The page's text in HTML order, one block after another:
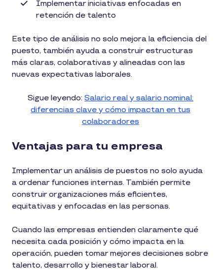
Implementar iniciativas enfocadas en
retención de talento
Este tipo de análisis no solo mejora la eficiencia del
puesto, también ayuda a construir estructuras
más claras, colaborativas y alineadas con las
nuevas expectativas laborales.
Sigue leyendo: Salario real y salario nominal:
diferencias clave y cómo impactan en tus
colaboradores
Ventajas para tu empresa
Implementar un análisis de puestos no solo ayuda
a ordenar funciones internas. También permite
construir organizaciones más eficientes,
equitativas y enfocadas en las personas.
Cuando las empresas entienden claramente qué
necesita cada posición y cómo impacta en la
operación, pueden tomar mejores decisiones sobre
talento, desarrollo y bienestar laboral.